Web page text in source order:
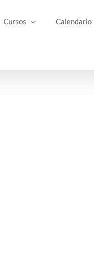
Cursos Calendario